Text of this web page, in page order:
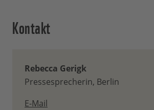
Kontakt
Rebecca Gerigk
Pressesprecherin, Berlin
E-Mail